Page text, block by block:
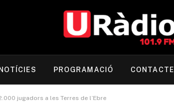
NOTÍCIES PROGRAMACIÓ CONTACTE
jugadors a les Terres de l’Ebre